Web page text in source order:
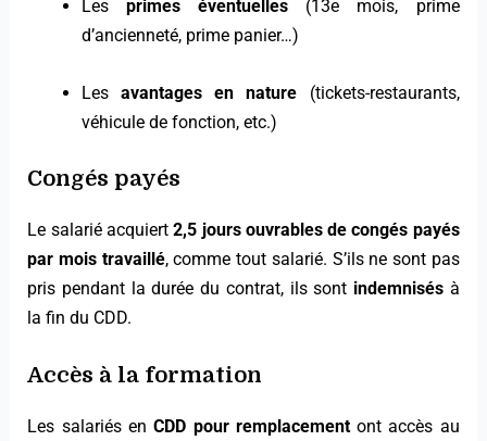
Les primes éventuelles (13e mois, prime
d’ancienneté, prime panier…)
Les avantages en nature (tickets-restaurants,
véhicule de fonction, etc.)
Congés payés
Le salarié acquiert2,5 jours ouvrables de congés payés
par mois travaillé, comme tout salarié. S’ils ne sont pas
pris pendant la durée du contrat, ils sont indemnisés à
la fin du CDD.
Accès à la formation
Les salariés enCDD pour remplacementont accès au